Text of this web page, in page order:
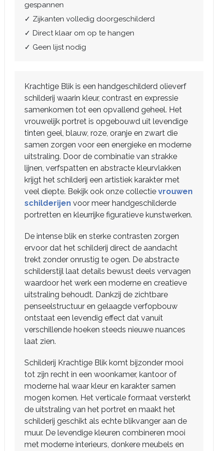
gespannen
✓ Zijkanten volledig doorgeschilderd
✓ Direct klaar om op te hangen
✓ Geen lijst nodig
Krachtige Blik is een handgeschilderd olieverf
schilderij waarin kleur, contrast en expressie
samenkomen tot een opvallend geheel. Het
vrouwelijk portret is opgebouwd uit levendige
tinten geel, blauw, roze, oranje en zwart die
samen zorgen voor een energieke en moderne
uitstraling. Door de combinatie van strakke
lijnen, verfspatten en abstracte kleurvlakken
krijgt het schilderij een artistiek karakter met
veel diepte. Bekijk ook onze collectie vrouwen
schilderijen voor meer handgeschilderde
portretten en kleurrijke figuratieve kunstwerken.
De intense blik en sterke contrasten zorgen
ervoor dat het schilderij direct de aandacht
trekt zonder onrustig te ogen. De abstracte
schilderstijl laat details bewust deels vervagen
waardoor het werk een moderne en creatieve
uitstraling behoudt. Dankzij de zichtbare
penseelstructuur en gelaagde verfopbouw
ontstaat een levendig effect dat vanuit
verschillende hoeken steeds nieuwe nuances
laat zien.
Schilderij Krachtige Blik komt bijzonder mooi
tot zijn recht in een woonkamer, kantoor of
moderne hal waar kleur en karakter samen
mogen komen. Het verticale formaat versterkt
de uitstraling van het portret en maakt het
schilderij geschikt als echte blikvanger aan de
muur. De levendige kleuren combineren mooi
met moderne interieurs, donkere meubels en